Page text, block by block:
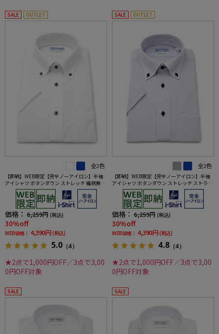
SALE OUTLET
全2色
【即納】WEB限定【完全ノーアイロン】半袖
アイシャツ ボタンダウン ストレッチ 織柄無地
i-shirt ワイシャツ 春夏
価格： 6,259円 (税込)
30%off
WEB価格： 4,390円 (税込)
5.0 （4）
★2点で1,000円OFF／3点で3,00
0円OFF対象
SALE OUTLET
全2色
【即納】WEB限定【完全ノーアイロン】半袖
アイシャツ ボタンダウン ストレッチ ストライ
プ i-shirt ワイシャツ 春夏
価格： 6,259円 (税込)
30%off
WEB価格： 4,390円 (税込)
4.8 （4）
★2点で1,000円OFF／3点で3,00
0円OFF対象
SALE SALE